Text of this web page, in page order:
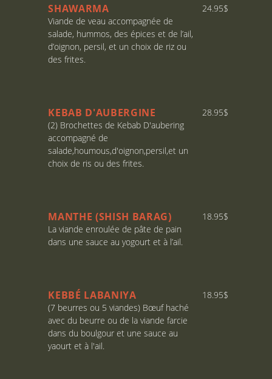
SHAWARMA
24.95$
Viande de veau accompagnée de
salade, hummos, des épices et de l’ail,
d’oignon, persil, et un choix de riz ou
des frites.
KEBAB D'AUBERGINE
28.95$
(2) Brochettes de Kebab D'aubering
accompagné de
salade,houmous,d'oignon,persil,et un
choix de ris ou des frites.
MANTHE (SHISH BARAG)
18.95$
La viande enroulée de pâte de pain
dans une sauce au yogourt et à l’ail.
KEBBÉ LABANIYA
18.95$
(7 beurres ou 5 viandes) Bœuf haché
avec du beurre ou de la viande farcie
dans du boulgour et une sauce au
yaourt et à l'ail.